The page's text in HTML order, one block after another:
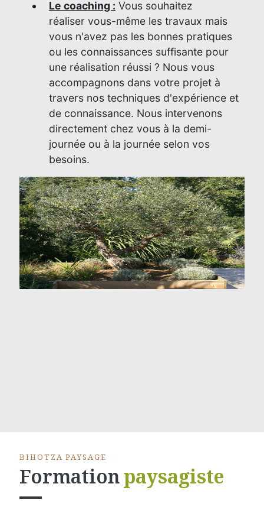
Le coaching : Vous souhaitez
réaliser vous-même les travaux mais
vous n'avez pas les bonnes pratiques
ou les connaissances suffisante pour
une réalisation réussi ? Nous vous
accompagnons dans votre projet à
travers nos techniques d'expérience et
de connaissance. Nous intervenons
directement chez vous à la demi-
journée ou à la journée selon vos
besoins.
BIHOTZA PAYSAGE
Formationpaysagiste